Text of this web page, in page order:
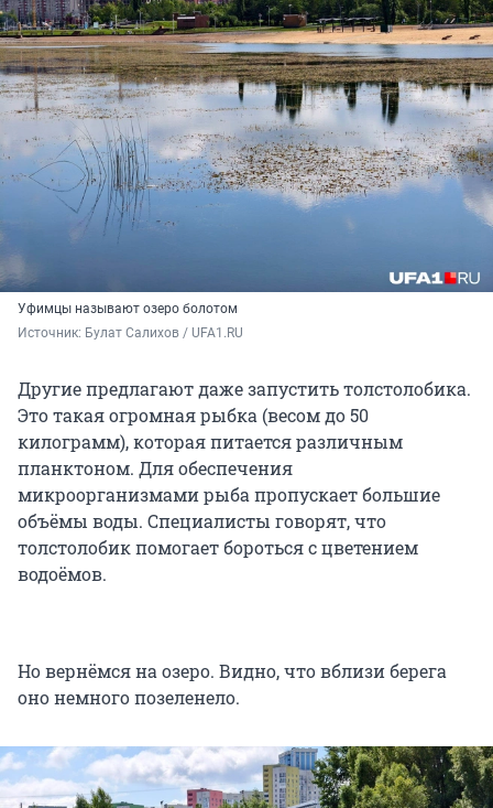
Уфимцы называют озеро болотом
Источник: Булат Салихов / UFA1.RU
Другие предлагают даже запустить толстолобика.
Это такая огромная рыбка (весом до 50
килограмм), которая питается различным
планктоном. Для обеспечения
микроорганизмами рыба пропускает большие
объёмы воды. Специалисты говорят, что
толстолобик помогает бороться с цветением
водоёмов.
Но вернёмся на озеро. Видно, что вблизи берега
оно немного позеленело.